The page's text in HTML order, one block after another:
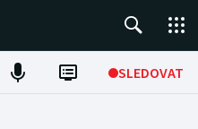
SLEDOVAT